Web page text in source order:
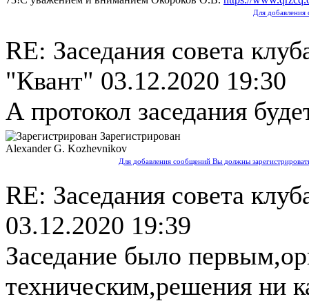
Для добавления
RE: Заседания совета
"Квант" 03.12.2020 19:30
А протокол заседания
Зарегистрирован
Alexander G. Kozhevnikov
Для добавления сообщений Вы должны
RE: Заседания совета
03.12.2020 19:39
Заседание было
техническим,решения ни